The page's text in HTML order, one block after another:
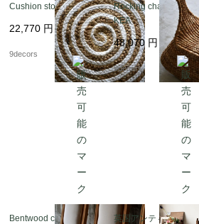
Cushion stool
22,770 円
9decors
Rocking chair vintage I
KEA
48,070 円
9decors
Bentwood chair THON
英国アンティークの気